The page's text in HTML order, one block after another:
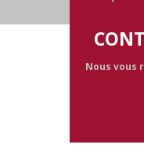
Nous vous